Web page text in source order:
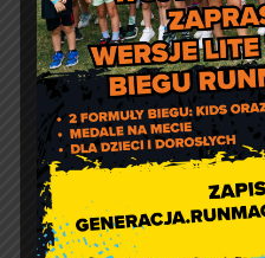
Jakość powietrza